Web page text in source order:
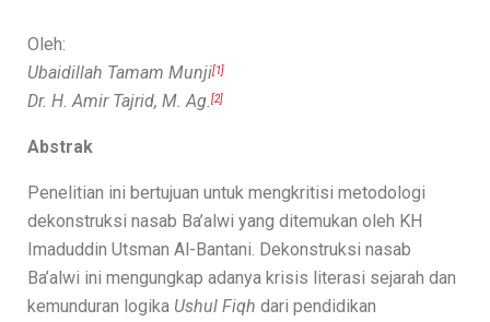
Oleh:
Ubaidillah Tamam Munji[1]
Dr. H. Amir Tajrid, M. Ag. [2]
Abstrak
Penelitian ini bertujuan untuk mengkritisi metodologi
dekonstruksi nasab Ba’alwi yang ditemukan oleh KH
Imaduddin Utsman Al-Bantani. Dekonstruksi nasab
Ba’alwi ini mengungkap adanya krisis literasi sejarah dan
kemunduran logika Ushul Fiqh dari pendidikan